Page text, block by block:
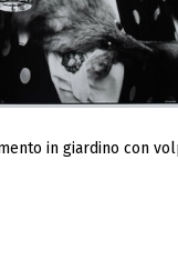
in giardino con